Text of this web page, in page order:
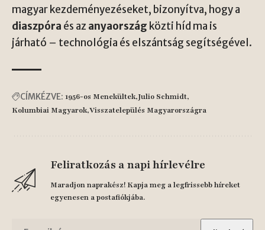
magyar kezdeményezéseket, bizonyítva, hogy a
diaszpóra és az anyaország közti híd ma is
járható – technológia és elszántság segítségével.
CÍMKÉZVE: 1956-os Menekültek Julio Schmidt
Kolumbiai Magyarok Visszatelepülés Magyarországra
Feliratkozás a napi hírlevélre
Maradjon naprakész! Kapja meg a legfrissebb híreket
egyenesen a postafiókjába.